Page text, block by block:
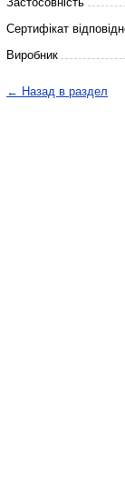
Сертифікат
Виробник
← Назад в раздел